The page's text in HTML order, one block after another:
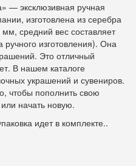
— эксклюзивная ручная
изготовлена из серебра
средний вес составляет
изготовления). Она
Это отличный
В нашем каталоге
украшений и сувениров.
чтобы пополнить свою
начать новую.
идет в комплекте..